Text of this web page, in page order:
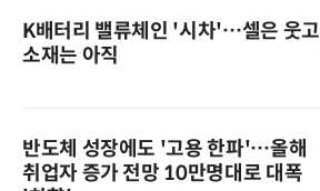
K배터리 밸류체인 '시차'…셀은 웃고
소재는 아직
반도체 성장에도 '고용 한파'…올해
취업자 증가 전망 10만명대로 대폭